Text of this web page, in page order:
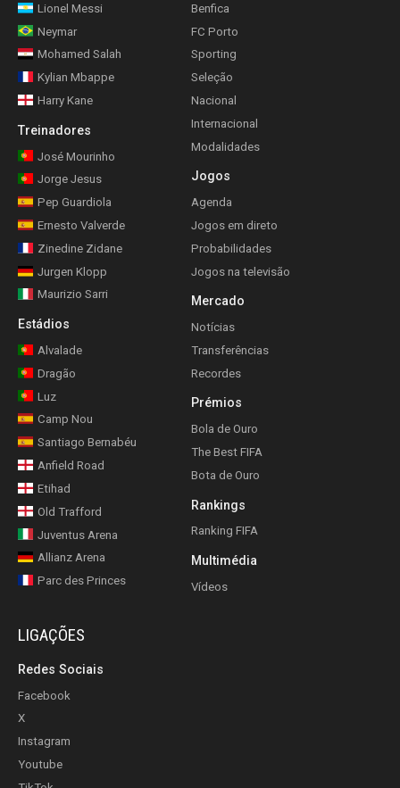
Lionel Messi
Neymar
Mohamed Salah
Kylian Mbappe
Harry Kane
Treinadores
José Mourinho
Jorge Jesus
Pep Guardiola
Ernesto Valverde
Zinedine Zidane
Jurgen Klopp
Maurizio Sarri
Estádios
Alvalade
Dragão
Luz
Camp Nou
Santiago Bernabéu
Anfield Road
Etihad
Old Trafford
Juventus Arena
Allianz Arena
Parc des Princes
Benfica
FC Porto
Sporting
Seleção
Nacional
Internacional
Modalidades
Jogos
Agenda
Jogos em direto
Probabilidades
Jogos na televisão
Mercado
Notícias
Transferências
Recordes
Prémios
Bola de Ouro
The Best FIFA
Bota de Ouro
Rankings
Ranking FIFA
Multimédia
Vídeos
LIGAÇÕES
Redes Sociais
Facebook
X
Instagram
Youtube